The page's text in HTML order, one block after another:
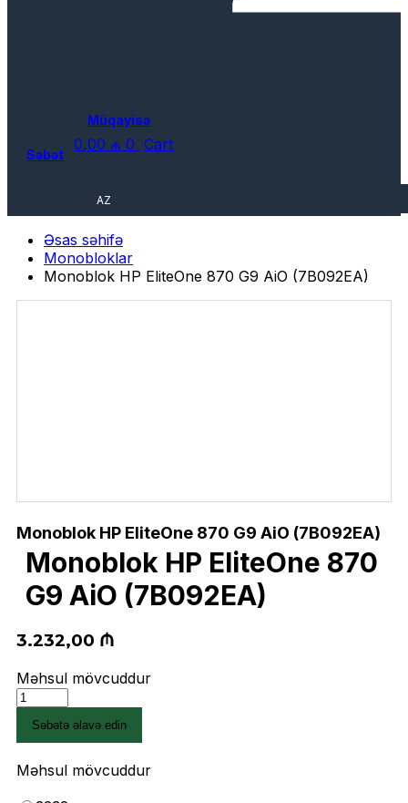
Müqayisə
0,00 ₼ 0 Cart
Səbət
AZ
Əsas səhifə
Monobloklar
Monoblok HP EliteOne 870 G9 AiO (7B092EA)
Monoblok HP EliteOne 870 G9 AiO (7B092EA)
Monoblok HP EliteOne 870
G9 AiO (7B092EA)
3.232,00 ₼
Məhsul mövcuddur
Monoblok
EliteOne
G9
Səbətə əlavə edin
Məhsul mövcuddur